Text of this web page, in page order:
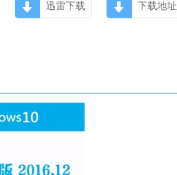
迅雷下载 下载地址